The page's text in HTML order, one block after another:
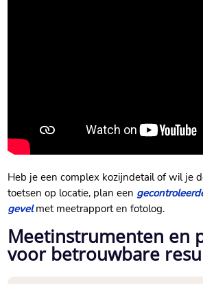
Heb je een complex kozijndetail of wil je
toetsen op locatie, plan een
gevelmet meetrapport en fotolog.​
Meetinstrumenten en
voor betrouwbare